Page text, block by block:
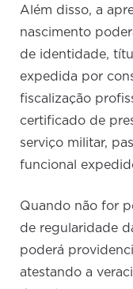
Além disso, a
nascimento
de identidade,
expedida por
fiscalização
certificado de
serviço militar,
funcional
Quando não for
de regularidade
poderá
atestando a